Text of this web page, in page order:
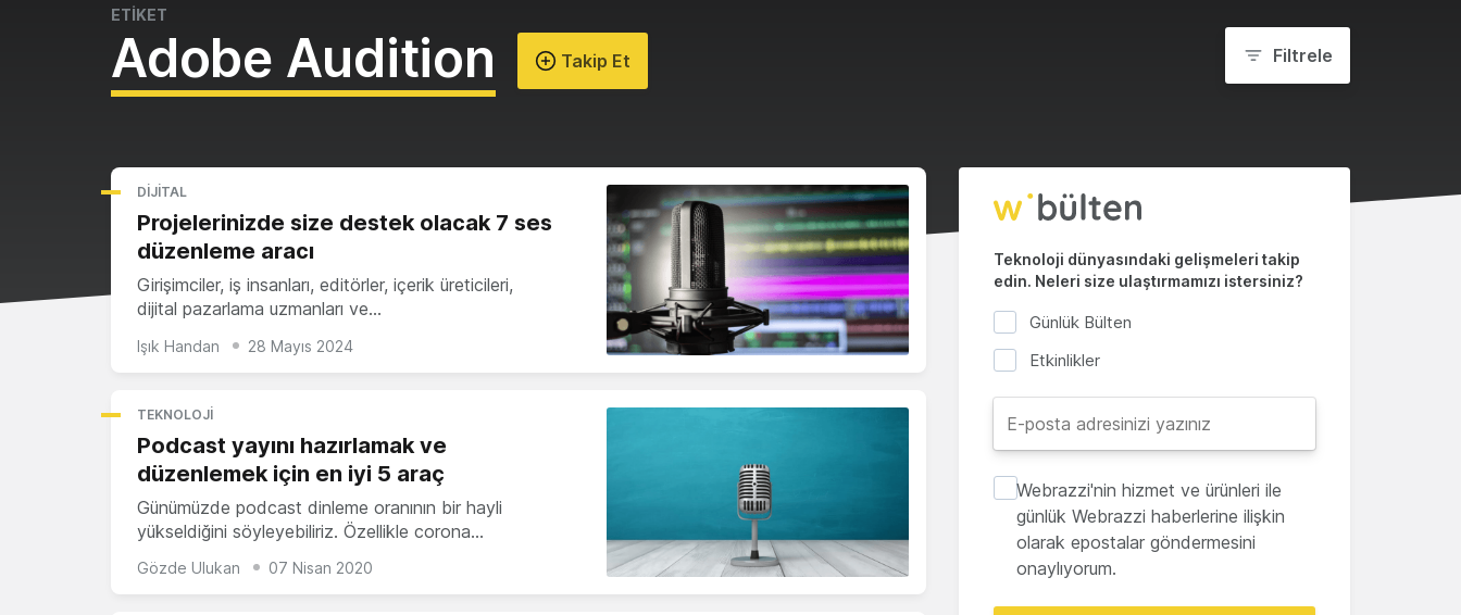
ETİKET
Adobe Audition Takip Et Filtrele
DIJITAL
Projelerinizde size destek olacak 7 ses
düzenleme aracı
Girişimciler, iş insanları, editörler, içerik üreticileri,
dijital pazarlama uzmanları ve…
Işık Handan 28 Mayıs 2024
TEKNOLOJI
Podcast yayını hazırlamak ve
düzenlemek için en iyi 5 araç
Günümüzde podcast dinleme oranının bir hayli
yükseldiğini söyleyebiliriz. Özellikle corona…
Gözde Ulukan 07 Nisan 2020
Teknoloji dünyasındaki gelişmeleri takip
edin. Neleri size ulaştırmamızı istersiniz?
Günlük Bülten
Etkinlikler
Webrazzi'nin hizmet ve ürünleri ile
günlük Webrazzi haberlerine ilişkin
olarak epostalar göndermesini
onaylıyorum.